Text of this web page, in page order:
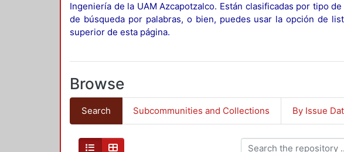
Ingeniería de la UAM Azcapotzalco. Están clasificadas por tipo
de búsqueda por palabras, o bien, puedes usar la opción de
superior de esta página.
Browse
Search Subcommunities and Collections By Issue